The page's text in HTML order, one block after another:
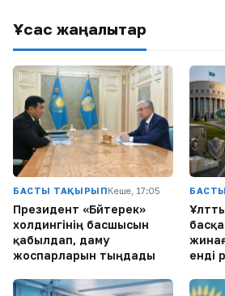
Ұқсас жаңалықтар
БАСТЫ ТАҚЫРЫПКеше, 17:05
Президент «Бәйтерек»
холдингінің басшысын
қабылдап, даму
жоспарларын тыңдады
енді